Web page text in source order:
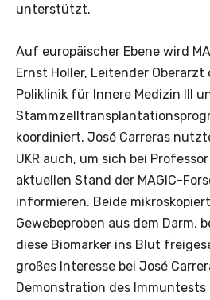
unterstützt.
Auf europäischer Ebene wird
Ernst Holler, Leitender Oberarzt
Poliklinik für Innere Medizin III
koordiniert. José Carreras
UKR auch, um sich bei
aktuellen Stand der MAGIC-
informieren. Beide
Gewebeproben aus dem Darm,
diese Biomarker ins Blut
großes Interesse bei José
Demonstration des